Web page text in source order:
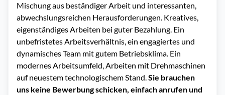
Mischung aus beständiger Arbeit und interessanten,
abwechslungsreichen Herausforderungen. Kreatives,
eigenständiges Arbeiten bei guter Bezahlung. Ein
unbefristetes Arbeitsverhältnis, ein engagiertes und
dynamisches Team mit gutem Betriebsklima. Ein
modernes Arbeitsumfeld, Arbeiten mit Drehmaschinen
auf neuestem technologischem Stand.Sie brauchen
uns keine Bewerbung schicken, einfach anrufen und